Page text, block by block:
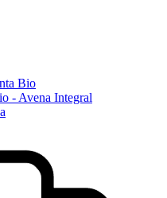
Bio
- Avena Integral